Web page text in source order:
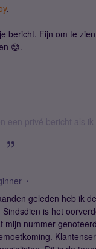
,
bericht. Fijn om te
😊.
een privé bericht als
geleden heb ik
Sindsdien is het
mijn nummer